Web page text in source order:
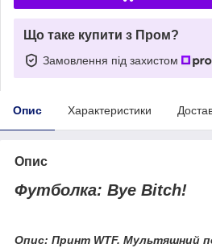
Що таке купити з Пром?
Замовлення під захистом
Опис Характеристики
Опис
Футболка: Bye Bitch!
Опис: Принт WTF. Мультяшний